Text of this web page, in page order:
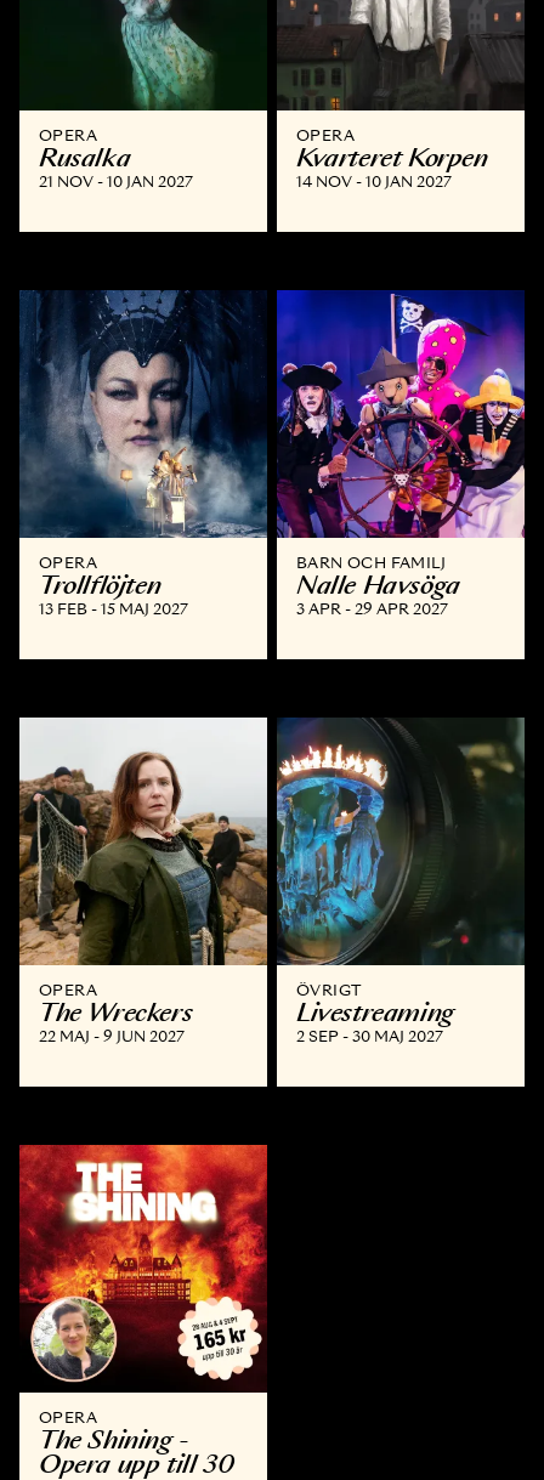
OPERA
Rusalka
21 NOV - 10 JAN 2027
OPERA
Kvarteret Korpen
14 NOV - 10 JAN 2027
OPERA
Trollflöjten
13 FEB - 15 MAJ 2027
BARN OCH FAMILJ
Nalle Havsöga
3 APR - 29 APR 2027
OPERA
The Wreckers
22 MAJ - 9 JUN 2027
ÖVRIGT
Livestreaming
2 SEP - 30 MAJ 2027
OPERA
The Shining -
Opera upp till 30